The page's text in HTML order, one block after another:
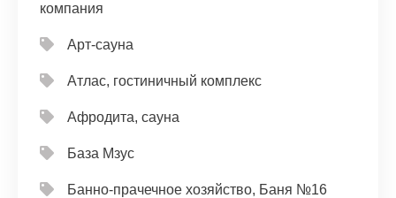
компания
Арт-сауна
Атлас, гостиничный комплекс
Афродита, сауна
База Мзус
Банно-прачечное хозяйство, Баня №16